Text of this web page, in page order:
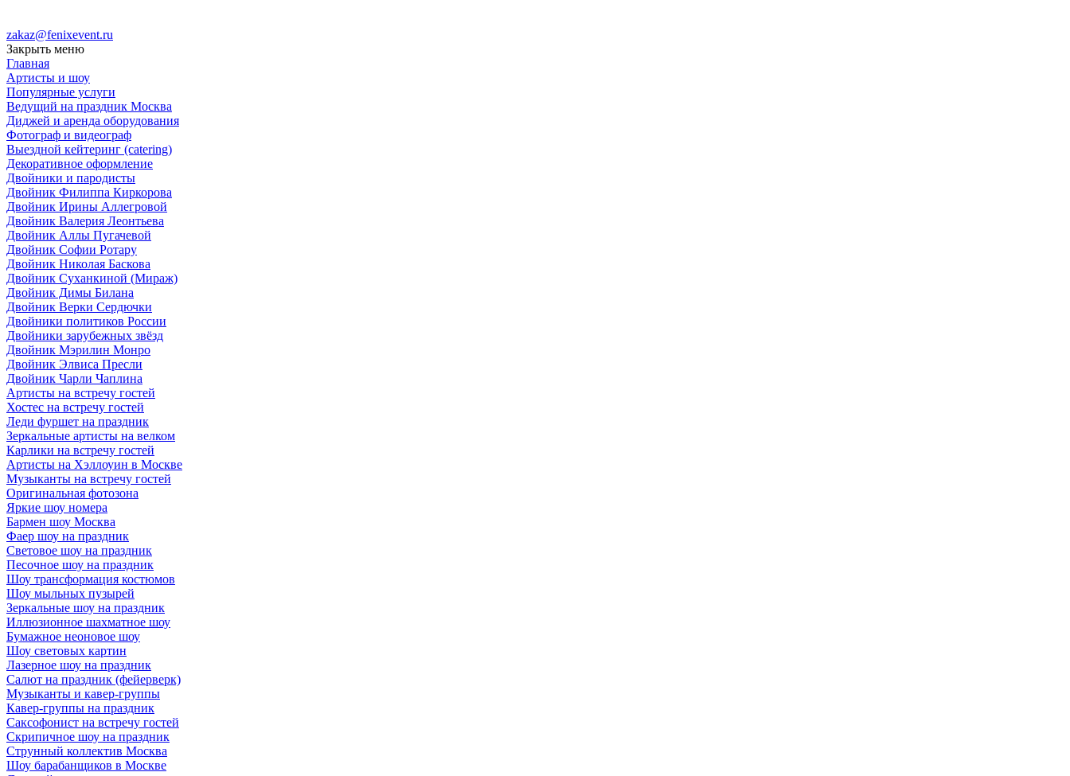
zakaz@fenixevent.ru
Закрыть меню
Главная
Артисты и шоу
Популярные услуги
Ведущий на праздник Москва
Диджей и аренда оборудования
Фотограф и видеограф
Выездной кейтеринг (catering)
Декоративное оформление
Двойники и пародисты
Двойник Филиппа Киркорова
Двойник Ирины Аллегровой
Двойник Валерия Леонтьева
Двойник Аллы Пугачевой
Двойник Софии Ротару
Двойник Николая Баскова
Двойник Суханкиной (Мираж)
Двойник Димы Билана
Двойник Верки Сердючки
Двойники политиков России
Двойники зарубежных звёзд
Двойник Мэрилин Монро
Двойник Элвиса Пресли
Двойник Чарли Чаплина
Артисты на встречу гостей
Хостес на встречу гостей
Леди фуршет на праздник
Зеркальные артисты на велком
Карлики на встречу гостей
Артисты на Хэллоуин в Москве
Музыканты на встречу гостей
Оригинальная фотозона
Яркие шоу номера
Бармен шоу Москва
Фаер шоу на праздник
Световое шоу на праздник
Песочное шоу на праздник
Шоу трансформация костюмов
Шоу мыльных пузырей
Зеркальные шоу на праздник
Иллюзионное шахматное шоу
Бумажное неоновое шоу
Шоу световых картин
Лазерное шоу на праздник
Салют на праздник (фейерверк)
Музыканты и кавер-группы
Кавер-группы на праздник
Саксофонист на встречу гостей
Скрипичное шоу на праздник
Струнный коллектив Москва
Шоу барабанщиков в Москве